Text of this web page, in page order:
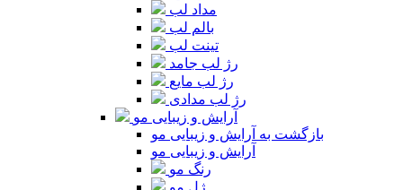
مداد لب
بالم لب
تینت لب
رژ لب جامد
رژ لب مایع
رژ لب مدادی
آرایش و زیبایی مو
بازگشت به آرایش و زیبایی مو
آرایش و زیبایی مو
رنگ مو
ژل مو